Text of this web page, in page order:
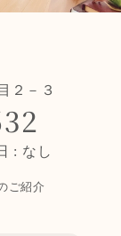
２－３
: なし
ご紹介